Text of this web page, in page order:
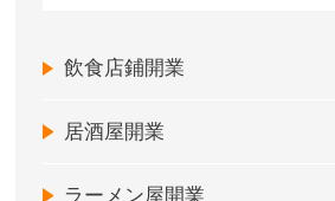
飲食店鋪開業
居酒屋開業
ラーメン屋開業